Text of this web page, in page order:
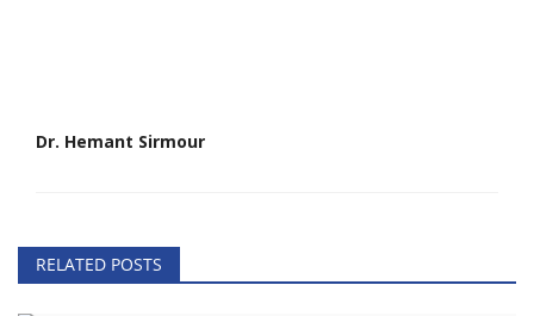
Dr. Hemant Sirmour
RELATED POSTS